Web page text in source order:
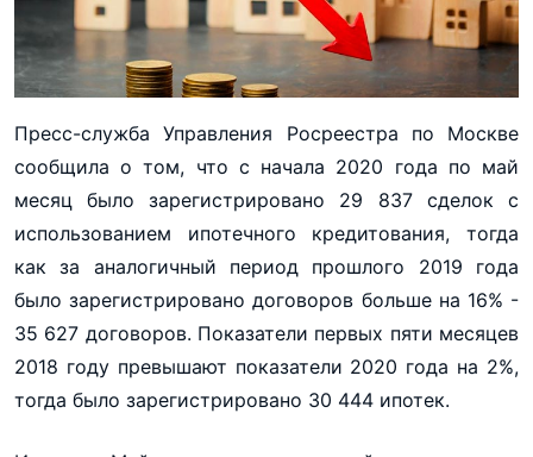
Пресс-служба Управления Росреестра по Москве
сообщила о том, что с начала 2020 года по май
месяц было зарегистрировано 29 837 сделок с
использованием ипотечного кредитования, тогда
как за аналогичный период прошлого 2019 года
было зарегистрировано договоров больше на 16% -
35 627 договоров. Показатели первых пяти месяцев
2018 году превышают показатели 2020 года на 2%,
тогда было зарегистрировано 30 444 ипотек.